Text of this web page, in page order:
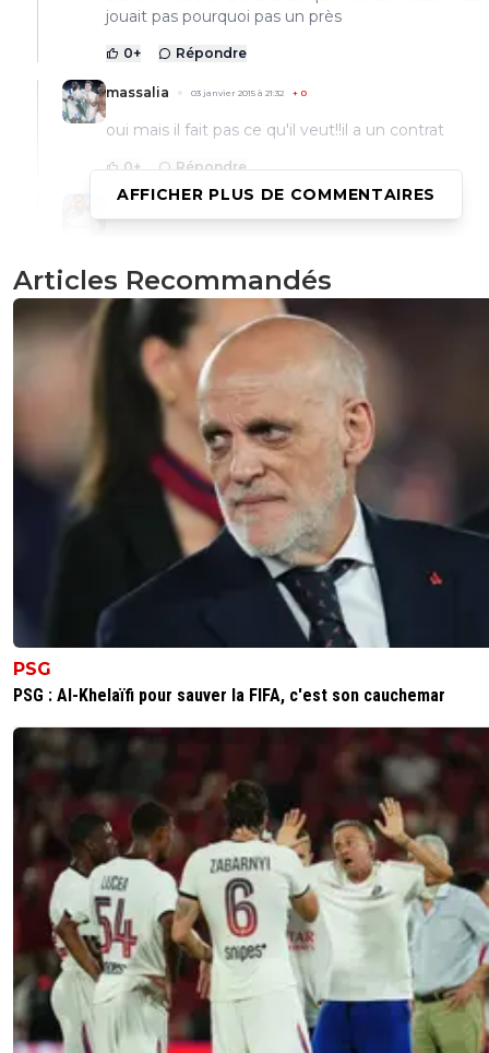
jouait pas pourquoi pas un près
0+ Répondre
massalia 03 janvier 2015 à 21:32 + 0
oui mais il fait pas ce qu'il veut!!il a un contrat
0+ Répondre
résumé la semaine de l'équipe, il n'a pas l'air de
calvaire ^^Il rigole très souvent et Bielsa discute
très souvent avec :)
+ Répondre
disqus_U4xzHXds6o
l om est devant et ca plait pas que veux tu ^^
0+ Répondre
dj-dj-caramba 03 janvier 2015 à 21:00 +
J'avoue ^^ Pourtant c'est pas compliqué de
quel état est le joueur. Il faut juste aller sur le
l'OM :)
il a l aire plus heureux que lavezzi en tout cas
0+ Répondre
disqus_ND1sBkUJOW
On peut le comprendre le pauvre ^^
0+ Répondre
parisestmagik2 03 janvier 2015 à 19:58 + 0
Tu m etonnes mais 10M quand meme ... si l
de l oseille la dessus ..
0+ Répondre
disqus_U4xzHXds6o 03 janvier 2015 à 20:46 + 0
AFFICHER PLUS DE COMMENTAIRES
Articles Recommandés
PSG
PSG : Al-Khelaïfi pour sauver la FIFA, c'est son cauchemar